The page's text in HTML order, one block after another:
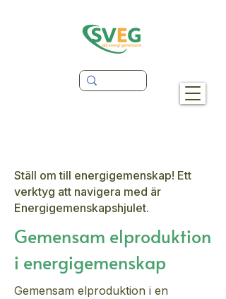
Ställ om till energigemenskap! Ett
verktyg att navigera med är
Energigemenskapshjulet.
Gemensam elproduktion
i energigemenskap
Gemensam elproduktion i en